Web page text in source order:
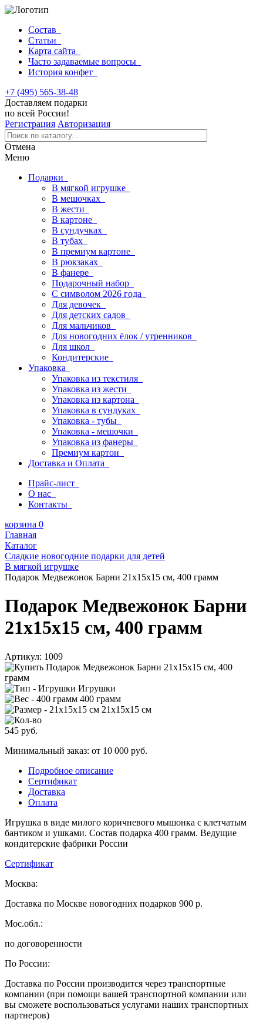
Состав
Статьи
Карта сайта
Часто задаваемые вопросы
История конфет
+7 (495) 565-38-48
Доставляем подарки
по всей России!
Регистрация Авторизация
Отмена
Меню
Подарки
В мягкой игрушке
В мешочках
В жести
В картоне
В сундучках
В тубах
В премиум картоне
В рюкзаках
В фанере
Подарочный набор
С символом 2026 года
Для девочек
Для детских садов
Для мальчиков
Для новогодних ёлок / утренников
Для школ
Кондитерские
Упаковка
Упаковка из текстиля
Упаковка из жести
Упаковка из картона
Упаковка в сундуках
Упаковка - тубы
Упаковка - мешочки
Упаковка из фанеры
Премиум картон
Доставка и Оплата
Прайс-лист
О нас
Контакты
корзина 0
Главная
Каталог
Сладкие новогодние подарки для детей
В мягкой игрушке
Подарок Медвежонок Барни 21х15х15 см, 400 грамм
Подарок Медвежонок Барни
21х15х15 см, 400 грамм
Артикул: 1009
Игрушки
400 грамм
21х15х15 см
545 руб.
Минимальный заказ: от 10 000 руб.
Подробное описание
Сертификат
Доставка
Оплата
Игрушка в виде милого коричневого мышонка с клетчатым
бантиком и ушками. Состав подарка 400 грамм. Ведущие
кондитерские фабрики России
Сертификат
Москва:
Доставка по Москве новогодних подарков 900 р.
Мос.обл.:
по договоренности
По России:
Доставка по России производится через транспортные
компании (при помощи вашей транспортной компании или
вы сможете воспользоваться услугами наших транспортных
партнеров)